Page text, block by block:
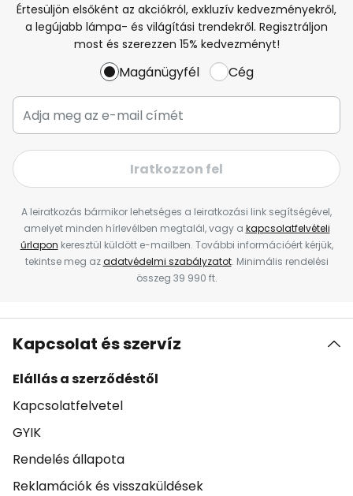
Értesüljön elsőként az akciókról, exkluzív kedvezményekről,
a legújabb lámpa- és világítási trendekről. Regisztráljon
most és szerezzen 15% kedvezményt!
Magánügyfél Cég
Iratkozzon fel
A leiratkozás bármikor lehetséges a leiratkozási link segítségével,
amelyet minden hírlevélben megtalál, vagy a kapcsolatfelvételi
űrlapon keresztül küldött e-mailben. További információért kérjük,
tekintse meg azadatvédelmi szabályzatot. Minimális rendelési
összeg 39 990 ft.
Kapcsolat és szervíz
Elállás a szerződéstől
Kapcsolatfelvetel
GYIK
Rendelés állapota
Reklamációk és visszaküldések